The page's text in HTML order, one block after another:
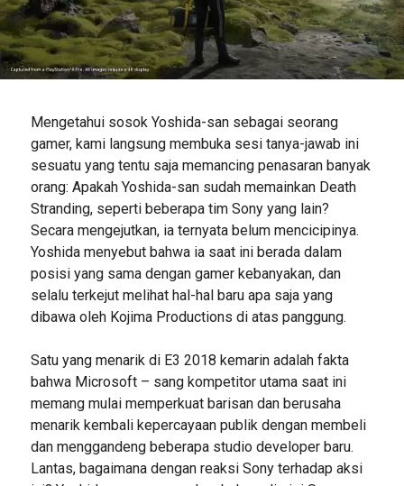
Mengetahui sosok Yoshida-san sebagai seorang
gamer, kami langsung membuka sesi tanya-jawab ini
sesuatu yang tentu saja memancing penasaran banyak
orang: Apakah Yoshida-san sudah memainkan Death
Stranding, seperti beberapa tim Sony yang lain?
Secara mengejutkan, ia ternyata belum mencicipinya.
Yoshida menyebut bahwa ia saat ini berada dalam
posisi yang sama dengan gamer kebanyakan, dan
selalu terkejut melihat hal-hal baru apa saja yang
dibawa oleh Kojima Productions di atas panggung.
Satu yang menarik di E3 2018 kemarin adalah fakta
bahwa Microsoft – sang kompetitor utama saat ini
memang mulai memperkuat barisan dan berusaha
menarik kembali kepercayaan publik dengan membeli
dan menggandeng beberapa studio developer baru.
Lantas, bagaimana dengan reaksi Sony terhadap aksi